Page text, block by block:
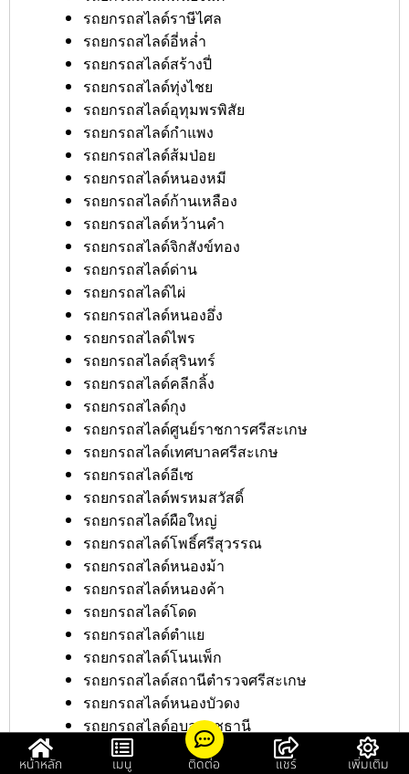
รถยกรถสไลด์ราษีไศล
รถยกรถสไลด์อี่หล่ำ
รถยกรถสไลด์สร้างปี่
รถยกรถสไลด์ทุ่งไชย
รถยกรถสไลด์อุทุมพรพิสัย
รถยกรถสไลด์กำแพง
รถยกรถสไลด์ส้มป่อย
รถยกรถสไลด์หนองหมี
รถยกรถสไลด์ก้านเหลือง
รถยกรถสไลด์หว้านคำ
รถยกรถสไลด์จิกสังข์ทอง
รถยกรถสไลด์ด่าน
รถยกรถสไลด์ไผ่
รถยกรถสไลด์หนองอึ่ง
รถยกรถสไลด์ไพร
รถยกรถสไลด์สุรินทร์
รถยกรถสไลด์คลีกลิ้ง
รถยกรถสไลด์กุง
รถยกรถสไลด์ศูนย์ราชการศรีสะเกษ
รถยกรถสไลด์เทศบาลศรีสะเกษ
รถยกรถสไลด์อีเซ
รถยกรถสไลด์พรหมสวัสดิ์
รถยกรถสไลด์ผือใหญ่
รถยกรถสไลด์โพธิ์ศรีสุวรรณ
รถยกรถสไลด์หนองม้า
รถยกรถสไลด์หนองค้า
รถยกรถสไลด์โดด
รถยกรถสไลด์ตำแย
รถยกรถสไลด์โนนเพ็ก
รถยกรถสไลด์สถานีตำรวจศรีสะเกษ
รถยกรถสไลด์หนองบัวดง
รถยกรถสไลด์อุบลราชธานี
รถยกรถสไลด์ถนนสาย221
หน้าหลัก เมนู ติดต่อ แชร์ เพิ่มเติม